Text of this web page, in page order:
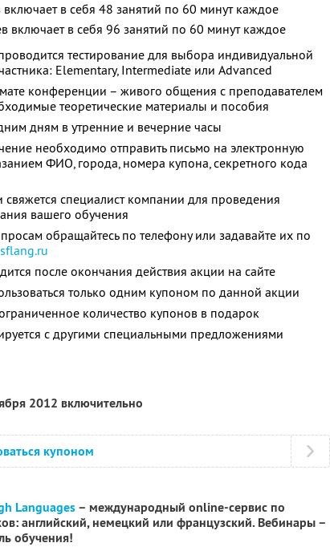
в себя 48 занятий по 60 минут каждое
включает в себя 96 занятий по 60 минут каждое
тестирование для выбора индивидуальной
Elementary, Intermediate или Advanced
конференции – живого общения с преподавателем
теоретические материалы и пособия
дням в утренние и вечерние часы
необходимо отправить письмо на электронную
ФИО, города, номера купона, секретного кода
специалист компании для проведения
вашего обучения
обращайтесь по телефону или задавайте их по
после окончания действия акции на сайте
только одним купоном по данной акции
количество купонов в подарок
с другими специальными предложениями
2012 включительно
купоном
Languages– международный online-сервис по
английский, немецкий или французский. Вебинары –
обучения!